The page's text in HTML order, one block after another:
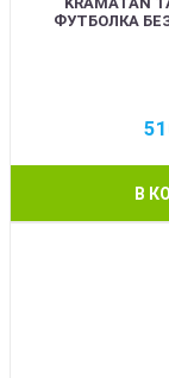
ФУТБОЛКА
В